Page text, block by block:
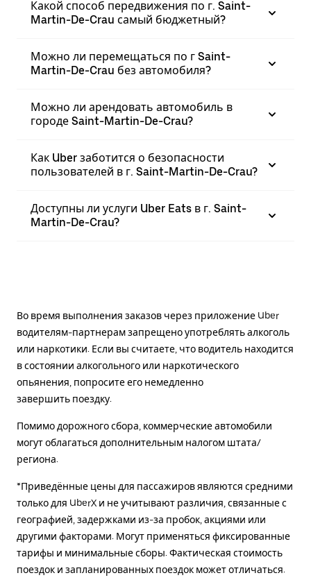
Какой способ передвижения по г. Saint-
Martin-De-Crau самый бюджетный?
Можно ли перемещаться по г Saint-
Martin-De-Crau без автомобиля?
Можно ли арендовать автомобиль в
городе Saint-Martin-De-Crau?
Как Uber заботится о безопасности
пользователей в г. Saint-Martin-De-Crau?
Доступны ли услуги Uber Eats в г. Saint-
Martin-De-Crau?
Во время выполнения заказов через приложение Uber
водителям-партнерам запрещено употреблять алкоголь
или наркотики. Если вы считаете, что водитель находится
в состоянии алкогольного или наркотического
опьянения, попросите его немедленно
завершить поездку.
Помимо дорожного сбора, коммерческие автомобили
могут облагаться дополнительным налогом штата/
региона.
*Приведённые цены для пассажиров являются средними
только для UberX и не учитывают различия, связанные с
географией, задержками из-за пробок, акциями или
другими факторами. Могут применяться фиксированные
тарифы и минимальные сборы. Фактическая стоимость
поездок и запланированных поездок может отличаться.